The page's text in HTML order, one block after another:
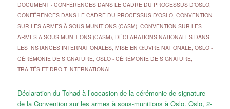
DOCUMENT- CONFÉRENCES DANS LE CADRE DU PROCESSUS D'OSLO,
CONFÉRENCES DANS LE CADRE DU PROCESSUS D'OSLO, CONVENTION
SUR LES ARMES À SOUS-MUNITIONS (CASM), CONVENTION SUR LES
ARMES À SOUS-MUNITIONS (CASM), DÉCLARATIONS NATIONALES DANS
LES INSTANCES INTERNATIONALES, MISE EN ŒUVRE NATIONALE, OSLO -
CÉRÉMONIE DE SIGNATURE, OSLO - CÉRÉMONIE DE SIGNATURE,
TRAITÉS ET DROIT INTERNATIONAL
Déclaration du Tchad à l’occasion de la cérémonie de signature
de la Convention sur les armes à sous-munitions à Oslo. Oslo, 2-